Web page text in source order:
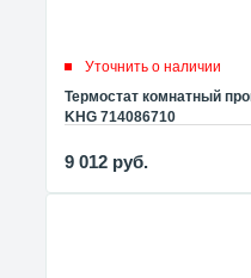
Уточнить о наличии
Термостат комнатный
KHG 714086710
9 012 руб.